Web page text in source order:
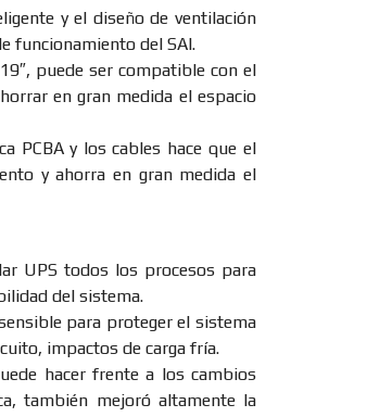
y el diseño de ventilación
funcionamiento del SAI.
puede ser compatible con el
en gran medida el espacio
PCBA y los cables hace que el
y ahorra en gran medida el
UPS todos los procesos para
del sistema.
para proteger el sistema
impactos de carga fría.
hacer frente a los cambios
también mejoró altamente la